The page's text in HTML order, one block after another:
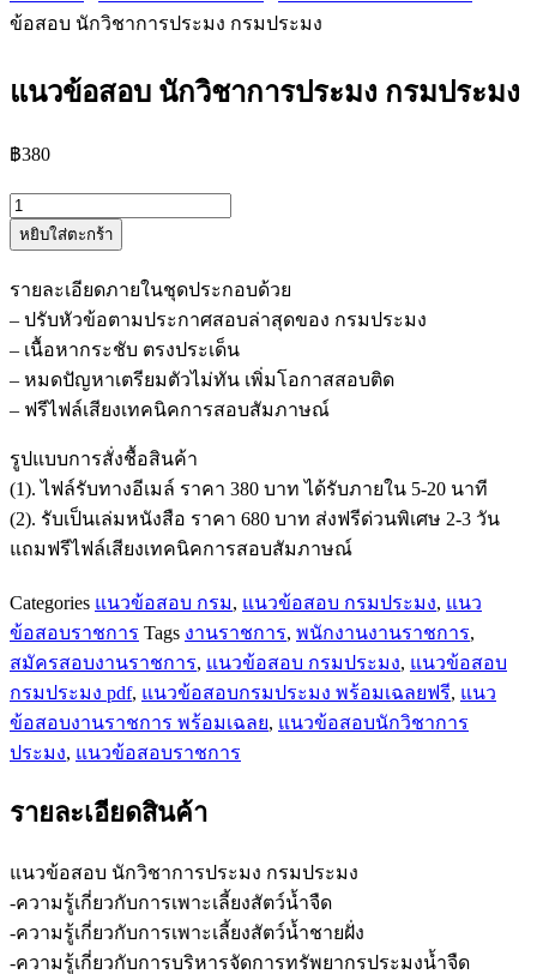
ข้อสอบ นักวิชาการประมง กรมประมง
แนวข้อสอบ นักวิชาการประมง กรมประมง
฿380
จำนวน
แนว
นัก
วิชาการ
ประมง
กรม
ประมง
ชิ้น
หยิบใส่ตะกร้า
รายละเอียดภายในชุดประกอบด้วย
– ปรับหัวข้อตามประกาศสอบล่าสุดของ กรมประมง
– เนื้อหากระชับ ตรงประเด็น
– หมดปัญหาเตรียมตัวไม่ทัน เพิ่มโอกาสสอบติด
– ฟรีไฟล์เสียงเทคนิคการสอบสัมภาษณ์
รูปแบบการสั่งชื้อสินค้า
(1). ไฟล์รับทางอีเมล์ ราคา 380 บาท ได้รับภายใน 5-20 นาที
(2). รับเป็นเล่มหนังสือ ราคา 680 บาท ส่งฟรีด่วนพิเศษ 2-3 วัน
แถมฟรีไฟล์เสียงเทคนิคการสอบสัมภาษณ์
Categories แนวข้อสอบ กรม, แนวข้อสอบ กรมประมง, แนว
ข้อสอบราชการ Tags งานราชการ, พนักงานงานราชการ,
สมัครสอบงานราชการ, แนวข้อสอบ กรมประมง, แนวข้อสอบ
กรมประมง pdf, แนวข้อสอบกรมประมง พร้อมเฉลยฟรี, แนว
ข้อสอบงานราชการ พร้อมเฉลย, แนวข้อสอบนักวิชาการ
ประมง, แนวข้อสอบราชการ
รายละเอียดสินค้า
แนวข้อสอบ นักวิชาการประมง กรมประมง
-ความรู้เกี่ยวกับการเพาะเลี้ยงสัตว์น้ำจืด
-ความรู้เกี่ยวกับการเพาะเลี้ยงสัตว์น้ำชายฝั่ง
-ความรู้เกี่ยวกับการบริหารจัดการทรัพยากรประมงน้ำจืด